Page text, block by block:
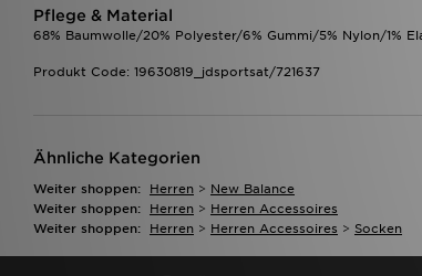
Pflege & Material
68% Baumwolle/20% Polyester/6% Gummi/5% Nylon/1%
Produkt Code: 19630819_jdsportsat/721637
Ähnliche Kategorien
Weiter shoppen: Herren > New Balance
Weiter shoppen:
Herren > Herren Accessoires
Weiter shoppen:
Herren > Herren Accessoires > Socken